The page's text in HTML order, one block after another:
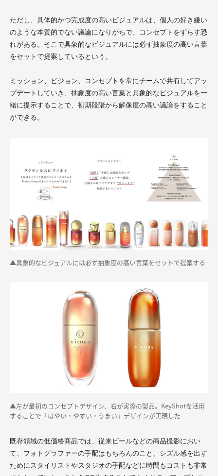
ただし、具体的かつ完成度の高いビジュアルは、個人の好き嫌い
のような本質的でない議論になりがちで、コンセプトをずらす恐
れがある。そこで具象的なビジュアルには必ず抽象度の高い言葉
をセットで提案しているという。
ミッション、ビジョン、コンセプトを常にチームで共有してアッ
プデートしていき、抽象度の高い言葉と具象的なビジュアルを一
緒に提示することで、初期段階から解像度の高い議論をすること
ができる。
▲具象的なビジュアルには必ず抽象度の高い言葉をセットで提案する
▲左が最初のコンセプトデザイン、右が実際の製品。KeyShotを活用
することで「はやい・やすい・うまい」デザインが実現した
既存領域の低価格商品では、従来ビールなどの商品撮影におい
て、フォトグラファーの手配はもちろんのこと、シズル感を出す
ためにスタイリストやスタジオの手配などに時間もコストも非常